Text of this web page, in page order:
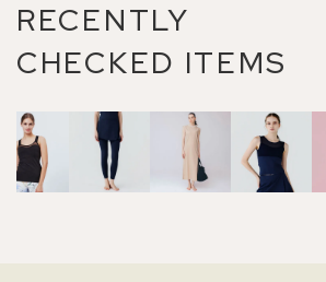
RECENTLY
CHECKED ITEMS